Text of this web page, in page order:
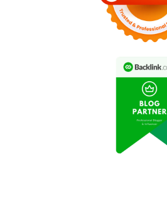
Promo Spesial: Diskon
50% Tiket Masuk Taman